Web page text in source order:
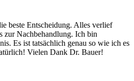
beste Entscheidung. Alles verlief
zur Nachbehandlung. Ich bin
Es ist tatsächlich genau so wie ich es
Vielen Dank Dr. Bauer!